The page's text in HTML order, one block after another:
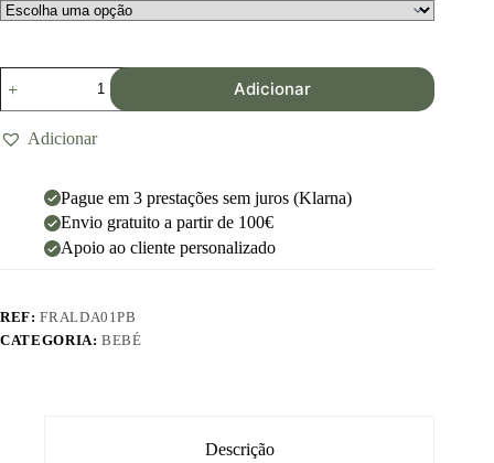
Adicionar
Adicionar
Pague em 3 prestações sem juros (Klarna)
Envio gratuito a partir de 100€
Apoio ao cliente personalizado
REF:FRALDA01PB
CATEGORIA:BEBÉ
Descrição